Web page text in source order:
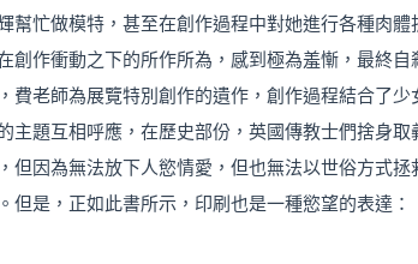
幫忙做模特，甚至在創作過程中對她進行各種肉
創作衝動之下的所作所為，感到極為羞慚，最終
費老師為展覽特別創作的遺作，創作過程結合了
主題互相呼應，在歷史部份，英國傳教士們捨身
但因為無法放下人慾情愛，但也無法以世俗方式
但是，正如此書所示，印刷也是一種慾望的表達：